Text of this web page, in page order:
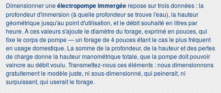
Dimensionner uneélectropompe immergéerepose sur trois données : la
profondeur d'immersion (à quelle profondeur se trouve l'eau), la hauteur
géométrique jusqu'au point d'utilisation, et le débit souhaité en litres par
heure. À ces valeurs s'ajoute le diamètre du forage, exprimé en pouces, qui
fixe le corps de pompe — un forage de 4 pouces étant le cas le plus fréquent
en usage domestique. La somme de la profondeur, de la hauteur et des pertes
de charge donne la hauteur manométrique totale, que la pompe doit pouvoir
vaincre au débit voulu. Transmettez-nous ces éléments : nous dimensionnons
gratuitement le modèle juste, ni sous-dimensionné, qui peinerait, ni
surpuissant, qui userait le forage.